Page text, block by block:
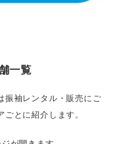
一覧
振袖レンタル・販売にご
とに紹介します。